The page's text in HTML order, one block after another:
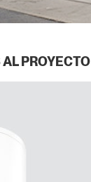
PROYECTO